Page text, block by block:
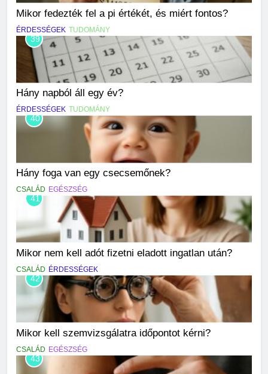
Mikor fedezték fel a pi értékét, és miért fontos?
ÉRDESSÉGEK TUDOMÁNY
39
Hány napból áll egy év?
ÉRDESSÉGEK TUDOMÁNY
40
Hány foga van egy csecsemőnek?
CSALÁD EGÉSZSÉG
41
Mikor nem kell adót fizetni eladott ingatlan után?
CSALÁD ÉRDESSÉGEK
42
Mikor kell szemvizsgálatra időpontot kérni?
CSALÁD EGÉSZSÉG
43